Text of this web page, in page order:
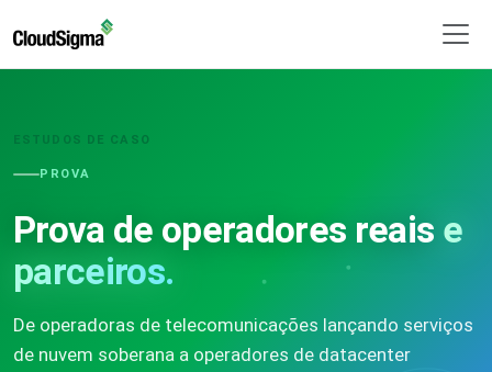
ESTUDOS DE CASO
PROVA
Prova de operadores reais e
parceiros.
De operadoras de telecomunicações lançando serviços
de nuvem soberana a operadores de datacenter